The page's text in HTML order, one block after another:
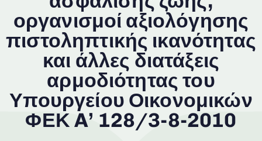
οργανισμοί αξιολόγησης
πιστοληπτικής ικανότητας
και άλλες διατάξεις
αρμοδιότητας του
Υπουργείου Οικονομικών
ΦΕΚ A’ 128/3-8-2010